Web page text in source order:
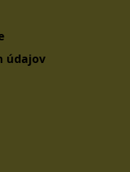
údajov